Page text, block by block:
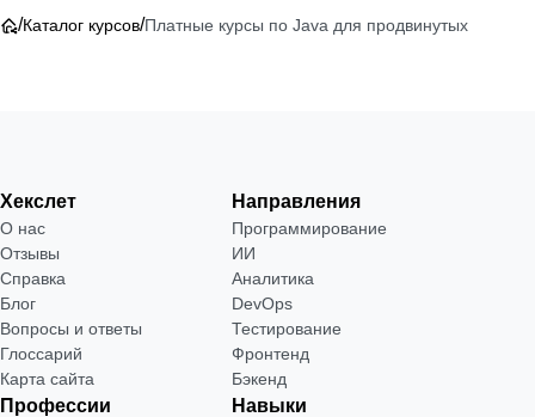
/Каталог курсов/Платные курсы по Java для продвинутых
Хекслет
О нас
Отзывы
Справка
Блог
Вопросы и ответы
Глоссарий
Карта сайта
Направления
Программирование
ИИ
Аналитика
DevOps
Тестирование
Фронтенд
Бэкенд
Профессии Навыки